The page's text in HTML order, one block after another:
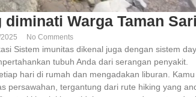
Warga Taman
No Comments
Sistem imunitas dikenal juga dengan sistem
tubuh Anda dari serangan penyakit.
hari di rumah dan mengadakan liburan.
persawahan, tergantung dari rute hiking yang